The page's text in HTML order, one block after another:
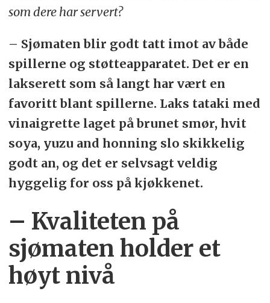
som dere har servert?
– Sjømaten blir godt tatt imot av både
spillerne og støtteapparatet. Det er en
lakserett som så langt har vært en
favoritt blant spillerne. Laks tataki med
vinaigrette laget på brunet smør, hvit
soya, yuzu and honning slo skikkelig
godt an, og det er selvsagt veldig
hyggelig for oss på kjøkkenet.
– Kvaliteten på
sjømaten holder et
høyt nivå